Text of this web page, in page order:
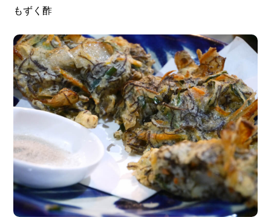
もずく酢